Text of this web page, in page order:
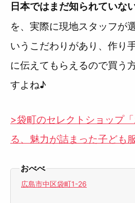
日本ではまだ知られていな
を、実際に現地スタッフが
いうこだわりがあり、作り
に伝えてもらえるので買う
すよね♪
>袋町のセレクトショップ
る、魅力が詰まった子ども服
おべべ
広島市中区袋町1-26